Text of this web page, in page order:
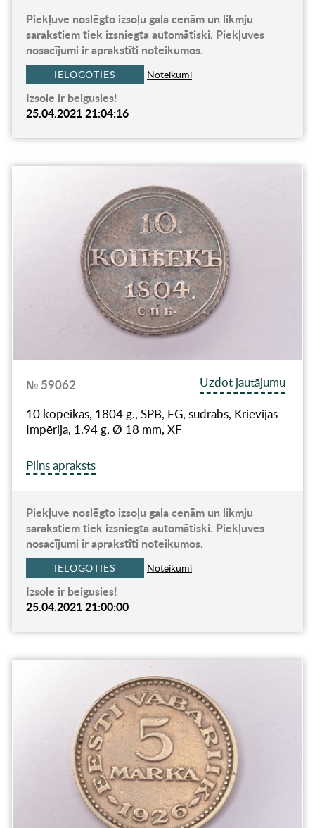
Piekļuve noslēgto izsoļu gala cenām un likmju
sarakstiem tiek izsniegta automātiski. Piekļuves
nosacījumi ir aprakstīti noteikumos.
IELOGOTIES Noteikumi
Izsole ir beigusies!
25.04.2021 21:04:16
№ 59062
Uzdot jautājumu
10 kopeikas, 1804 g., SPB, FG, sudrabs, Krievijas
Impērija, 1.94 g, Ø 18 mm, XF
Pilns apraksts
Piekļuve noslēgto izsoļu gala cenām un likmju
sarakstiem tiek izsniegta automātiski. Piekļuves
nosacījumi ir aprakstīti noteikumos.
IELOGOTIES Noteikumi
Izsole ir beigusies!
25.04.2021 21:00:00